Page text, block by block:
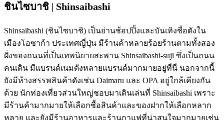
ชินไซบาชิ | Shinsaibashi
Shinsaibashi (ชินไซบาชิ) เป็นย่านช้อปปิ้งและบันเทิงชื่อดังใน
เมืองโอซาก้า ประเทศญี่ปุ่น มีร้านค้าหลายร้อยร้านตามทั้งสอง
ฝั่งของถนนที่เป็นเทพนิยายสะพาน Shinsaibashi-suji ซึ่งเป็นถนน
คนเดิน มีแบรนด์เนมดังหลายแบรนด์มากมายอยู่ที่นี่ นอกจากนี้
ยังมีห้างสรรพสินค้าดังเช่น Daimaru และ OPA อยู่ใกล้เคียงกัน
ด้วย นักท่องเที่ยวส่วนใหญ่ชอบมาเดินเล่นที่ Shinsaibashi เพราะ
มีร้านค้ามากมายให้เลือกซื้อสินค้าและของฝากให้เลือกหลาก
หลาย และยังมีร้านอาหารและร้านกาแฟที่น่าสนใจมากมายเช่น